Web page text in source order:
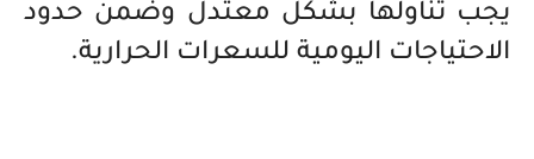
يجب تناولها بشكل معتدل وضمن حدود
الاحتياجات اليومية للسعرات الحرارية.